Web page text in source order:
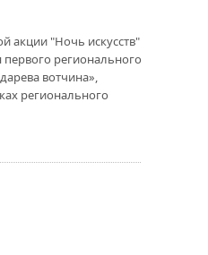
акции "Ночь искусств"
первого регионального
вотчина»,
регионального